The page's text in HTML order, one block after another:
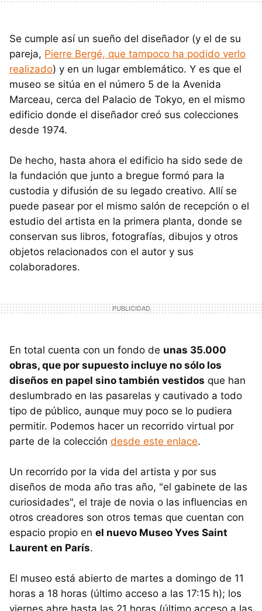
Se cumple así un sueño del diseñador (y el de su
pareja, Pierre Bergé, que tampoco ha podido verlo
realizado) y en un lugar emblemático. Y es que el
museo se sitúa en el número 5 de la Avenida
Marceau, cerca del Palacio de Tokyo, en el mismo
edificio donde el diseñador creó sus colecciones
desde 1974.
De hecho, hasta ahora el edificio ha sido sede de
la fundación que junto a bregue formó para la
custodia y difusión de su legado creativo. Allí se
puede pasear por el mismo salón de recepción o el
estudio del artista en la primera planta, donde se
conservan sus libros, fotografías, dibujos y otros
objetos relacionados con el autor y sus
colaboradores.
En total cuenta con un fondo de unas 35.000
obras, que por supuesto incluye no sólo los
diseños en papel sino también vestidos que han
deslumbrado en las pasarelas y cautivado a todo
tipo de público, aunque muy poco se lo pudiera
permitir. Podemos hacer un recorrido virtual por
parte de la colección desde este enlace.
Un recorrido por la vida del artista y por sus
diseños de moda año tras año, "el gabinete de las
curiosidades", el traje de novia o las influencias en
otros creadores son otros temas que cuentan con
espacio propio en el nuevo Museo Yves Saint
Laurent en París.
El museo está abierto de martes a domingo de 11
horas a 18 horas (último acceso a las 17:15 h); los